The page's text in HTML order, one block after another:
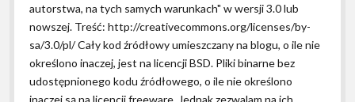
autorstwa, na tych samych warunkach" w wersji 3.0 lub
nowszej. Treść: http://creativecommons.org/licenses/by-
sa/3.0/pl/ Cały kod źródłowy umieszczany na blogu, o ile nie
określono inaczej, jest na licencji BSD. Pliki binarne bez
udostępnionego kodu źródłowego, o ile nie określono
inaczej są na licencji freeware. Jednak zezwalam na ich